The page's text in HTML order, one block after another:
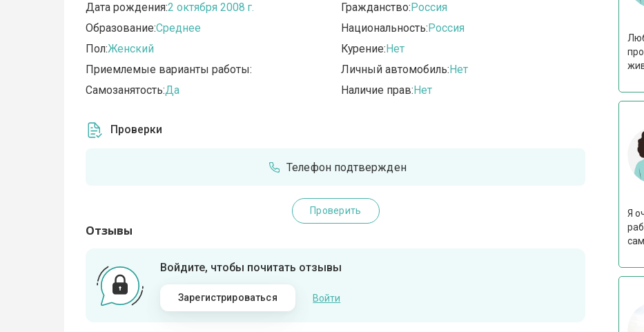
Дата рождения:2 октября 2008 г.
Образование:Среднее
Пол:Женский
Приемлемые варианты работы:
Самозанятость:Да
Гражданство:Россия
Национальность:Россия
Курение:Нет
Личный автомобиль:Нет
Наличие прав:Нет
Проверки
Телефон подтвержден
Проверить
Отзывы
Войдите, чтобы почитать отзывы
Зарегистрироваться Войти
Я